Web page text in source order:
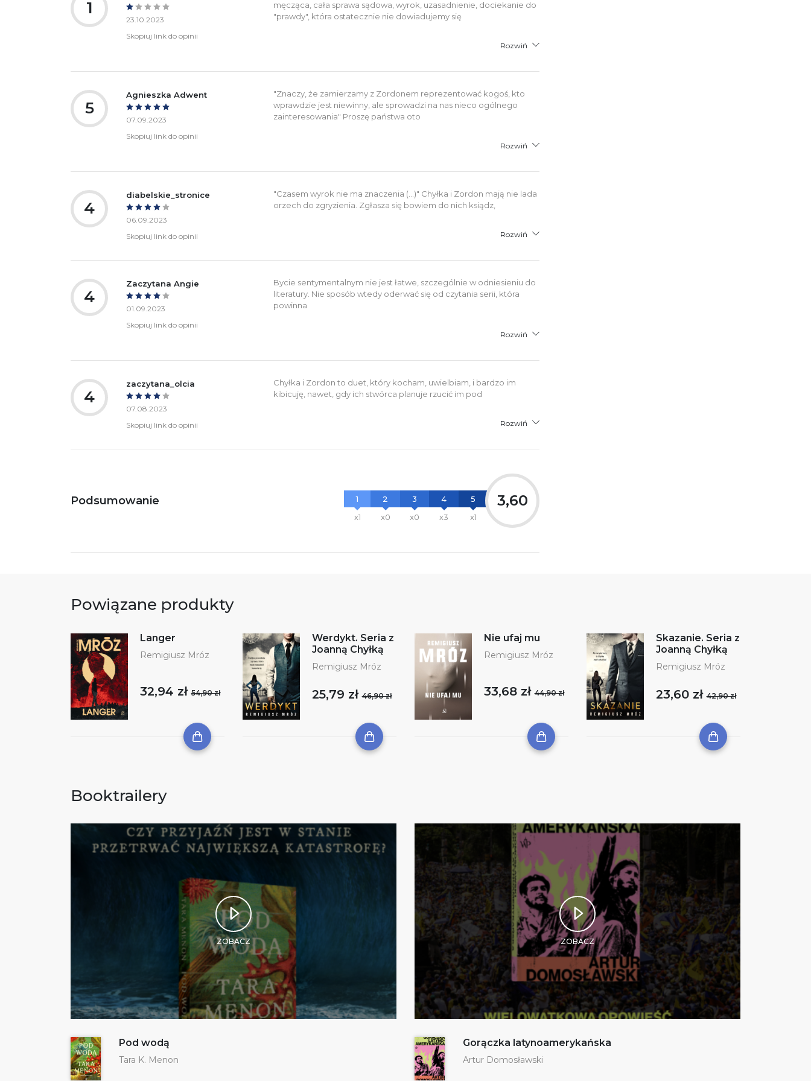
1
23.10.2023
Skopiuj link do opinii
męcząca, cała sprawa sądowa, wyrok, uzasadnienie, dociekanie do
"prawdy", która ostatecznie nie dowiadujemy się
Rozwiń
5
Agnieszka Adwent
07.09.2023
Skopiuj link do opinii
"Znaczy, że zamierzamy z Zordonem reprezentować kogoś, kto
wprawdzie jest niewinny, ale sprowadzi na nas nieco ogólnego
zainteresowania" Proszę państwa oto
Rozwiń
4
diabelskie_stronice
06.09.2023
Skopiuj link do opinii
"Czasem wyrok nie ma znaczenia (...)" Chyłka i Zordon mają nie lada
orzech do zgryzienia. Zgłasza się bowiem do nich ksiądz,
Rozwiń
4
Zaczytana Angie
01.09.2023
Skopiuj link do opinii
Bycie sentymentalnym nie jest łatwe, szczególnie w odniesieniu do
literatury. Nie sposób wtedy oderwać się od czytania serii, która
powinna
Rozwiń
4
zaczytana_olcia
07.08.2023
Skopiuj link do opinii
Chyłka i Zordon to duet, który kocham, uwielbiam, i bardzo im
kibicuję, nawet, gdy ich stwórca planuje rzucić im pod
Rozwiń
Podsumowanie
1
x1
2
x0
3
x0
4
x3
5
x1
3,60
Powiązane produkty
Langer
Remigiusz Mróz
32,94 zł54,90 zł
Werdykt. Seria z
Joanną Chyłką
Remigiusz Mróz
25,79 zł46,90 zł
Nie ufaj mu
Remigiusz Mróz
33,68 zł44,90 zł
Skazanie. Seria z
Joanną Chyłką
Remigiusz Mróz
23,60 zł42,90 zł
Booktrailery
ZOBACZ
Pod wodą
Tara K. Menon
ZOBACZ
Gorączka latynoamerykańska
Artur Domosławski